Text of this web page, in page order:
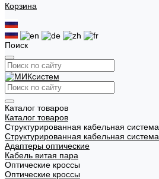
Корзина
Поиск
Каталог товаров
Каталог товаров
Структурированная кабельная система
Структурированная кабельная система
Адаптеры оптические
Кабель витая пара
Оптические кроссы
Оптические кроссы